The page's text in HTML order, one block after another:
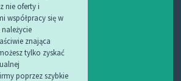
nie oferty i
współpracy się w
znająca
tylko zyskać
poprzez szybkie